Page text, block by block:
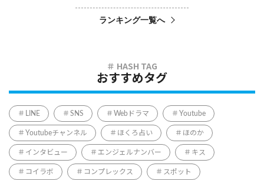
ランキング一覧へ
おすすめタグ
LINE SNS Webドラマ Youtube
Youtubeチャンネル ほくろ占い ほのか
インタビュー エンジェルナンバー キス
コイラボ コンプレックス スポット